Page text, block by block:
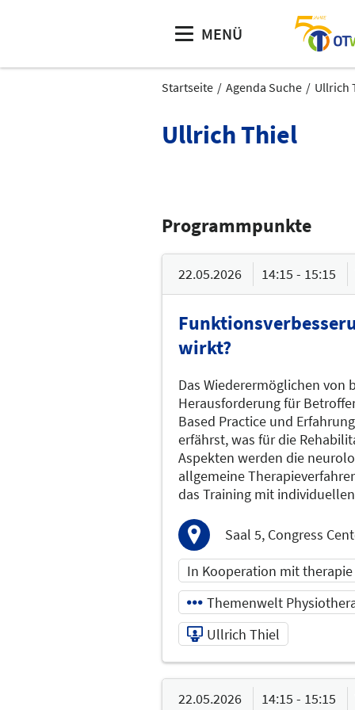
MENÜ
Startseite Agenda Suche Ullrich
Ullrich Thiel
Programmpunkte
22.05.2026 14:15 - 15:15
wirkt?
Das Wiederermöglichen
Herausforderung für
Based Practice und
erfährst, was für die
Aspekten werden die
allgemeine
das Training mit
Saal 5, Congress
In Kooperation mit therapie
Themenwelt
Ullrich Thiel
22.05.2026 | 14:15 -
22.05.2026 14:15 - 15:15